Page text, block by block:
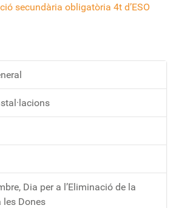
secundària obligatòria 4t d’ESO
Dia per a l’Eliminació de la
les Dones